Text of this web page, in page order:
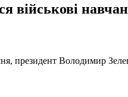
військові
президент Володимир